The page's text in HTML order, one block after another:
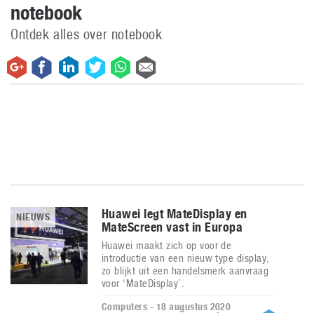
notebook
Ontdek alles over notebook
NIEUWS
Huawei legt MateDisplay en
MateScreen vast in Europa
Huawei maakt zich op voor de
introductie van een nieuw type display,
zo blijkt uit een handelsmerk aanvraag
voor ‘MateDisplay’.
Computers - 18 augustus 2020